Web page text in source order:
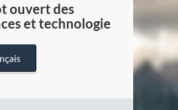
ouvert des
et technologie